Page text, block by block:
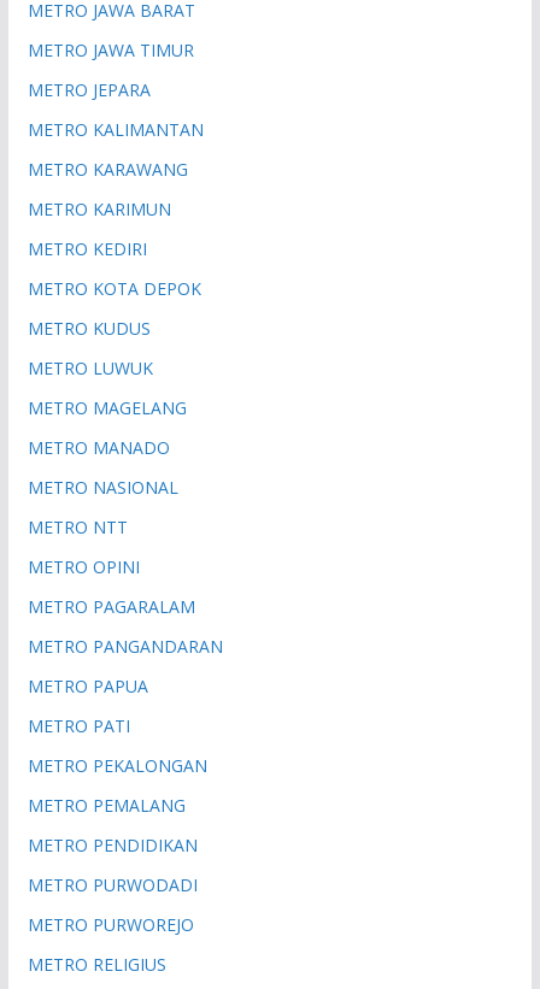
METRO JAWA BARAT
METRO JAWA TIMUR
METRO JEPARA
METRO KALIMANTAN
METRO KARAWANG
METRO KARIMUN
METRO KEDIRI
METRO KOTA DEPOK
METRO KUDUS
METRO LUWUK
METRO MAGELANG
METRO MANADO
METRO NASIONAL
METRO NTT
METRO OPINI
METRO PAGARALAM
METRO PANGANDARAN
METRO PAPUA
METRO PATI
METRO PEKALONGAN
METRO PEMALANG
METRO PENDIDIKAN
METRO PURWODADI
METRO PURWOREJO
METRO RELIGIUS